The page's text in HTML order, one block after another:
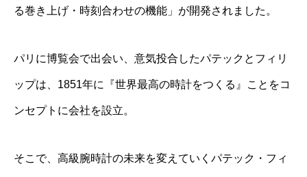
る巻き上げ・時刻合わせの機能」が開発されました。
パリに博覧会で出会い、意気投合したパテックとフィリ
ップは、1851年に『世界最高の時計をつくる』ことをコ
ンセプトに会社を設立。
そこで、高級腕時計の未来を変えていくパテック・フィ